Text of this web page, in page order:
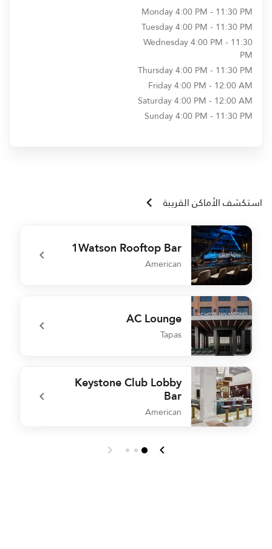
Monday4:00 PM - 11:30 PM
Tuesday4:00 PM - 11:30 PM
Wednesday4:00 PM - 11:30
PM
Thursday4:00 PM - 11:30 PM
Friday4:00 PM - 12:00 AM
Saturday4:00 PM - 12:00 AM
Sunday4:00 PM - 11:30 PM
استكشف الأماكن القريبة
1Watson Rooftop Bar
American
undefined 1Watson Rooftop Bar
AC Lounge
Tapas
undefined AC Lounge
Keystone Club Lobby
Bar
American
undefined Keystone Club Lobby Bar